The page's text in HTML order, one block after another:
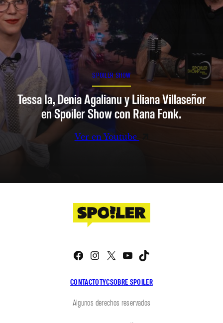
SPOILER SHOW
Tessa Ia, Denia Agalianu y Liliana Villaseñor
en Spoiler Show con Rana Fonk.
Ver en Youtube
CONTACTOTYCSOBRE SPOILER
Facebook
Instagram
X YouTube
Algunos derechos reservados